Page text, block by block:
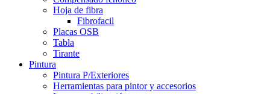
Hoja de fibra
Fibrofacil
Placas OSB
Tabla
Tirante
Pintura
Pintura P/Exteriores
Herramientas para pintor y accesorios